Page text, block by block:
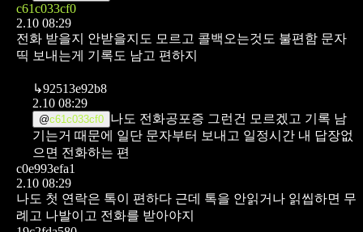
c61c033cf0
2.10 08:29
전화 받을지 안받을지도 모르고 콜백오는것도 불편함 문자
띡 보내는게 기록도 남고 편하지
↳92513e92b8
2.10 08:29
@c61c033cf0 나도 전화공포증 그런건 모르겠고 기록 남
기는거 때문에 일단 문자부터 보내고 일정시간 내 답장없
으면 전화하는 편
c0e993efa1
2.10 08:29
나도 첫 연락은 톡이 편하다 근데 톡을 안읽거나 읽씹하면 무
례고 나발이고 전화를 받아야지